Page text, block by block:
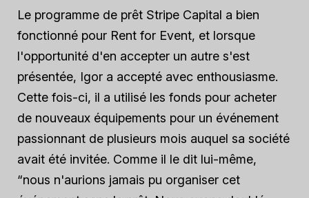
Le programme de prêt Stripe Capital a bien
fonctionné pour Rent for Event, et lorsque
l'opportunité d'en accepter un autre s'est
présentée, Igor a accepté avec enthousiasme.
Cette fois-ci, il a utilisé les fonds pour acheter
de nouveaux équipements pour un événement
passionnant de plusieurs mois auquel sa société
avait été invitée. Comme il le dit lui-même,
“nous n'aurions jamais pu organiser cet